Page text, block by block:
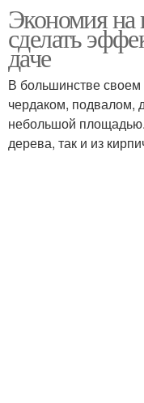
вентиляция
Экономия на
сделать
даче
В большинстве
чердаком, подвалом,
небольшой
дерева, так и из